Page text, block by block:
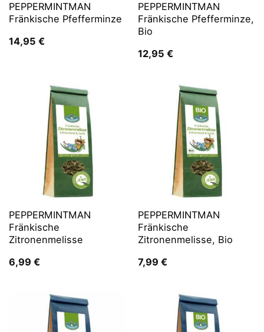
PEPPERMINTMAN
Fränkische Pfefferminze
14,95 €
PEPPERMINTMAN
Fränkische Pfefferminze,
Bio
12,95 €
PEPPERMINTMAN
Fränkische
Zitronenmelisse
6,99 €
PEPPERMINTMAN
Fränkische
Zitronenmelisse, Bio
7,99 €